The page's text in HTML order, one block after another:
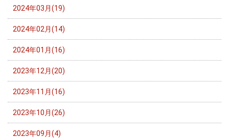
2024年03月(19)
2024年02月(14)
2024年01月(16)
2023年12月(20)
2023年11月(16)
2023年10月(26)
2023年09月(4)